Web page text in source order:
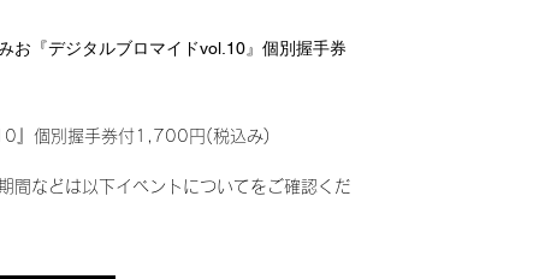
お『デジタルブロマイドvol.10』個別握手券
』個別握手券付1,700円(税込み)
間などは以下イベントについてをご確認くだ